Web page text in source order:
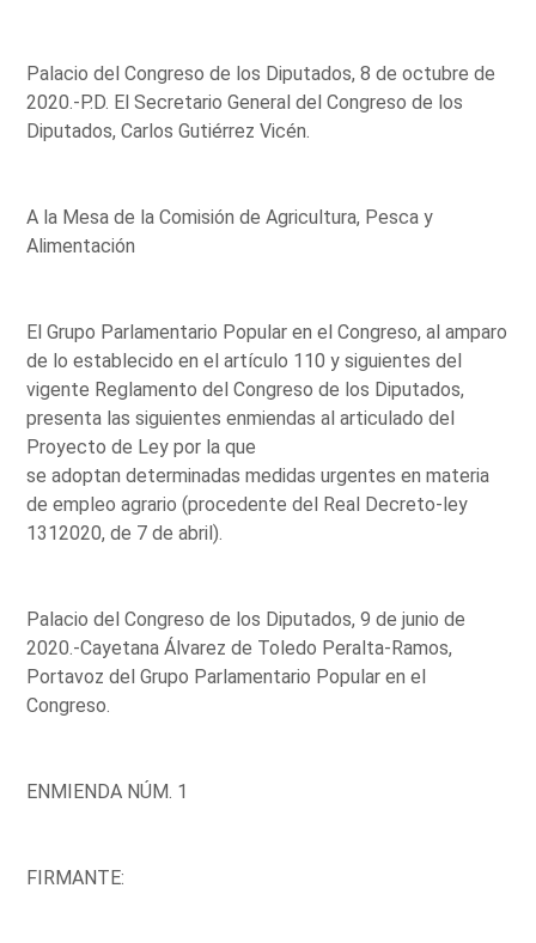
Palacio del Congreso de los Diputados, 8 de octubre de
2020.-P.D. El Secretario General del Congreso de los
Diputados, Carlos Gutiérrez Vicén.
A la Mesa de la Comisión de Agricultura, Pesca y
Alimentación
El Grupo Parlamentario Popular en el Congreso, al amparo
de lo establecido en el artículo 110 y siguientes del
vigente Reglamento del Congreso de los Diputados,
presenta las siguientes enmiendas al articulado del
Proyecto de Ley por la que
se adoptan determinadas medidas urgentes en materia
de empleo agrario (procedente del Real Decreto-ley
1312020, de 7 de abril).
Palacio del Congreso de los Diputados, 9 de junio de
2020.-Cayetana Álvarez de Toledo Peralta-Ramos,
Portavoz del Grupo Parlamentario Popular en el
Congreso.
ENMIENDA NÚM. 1
FIRMANTE: